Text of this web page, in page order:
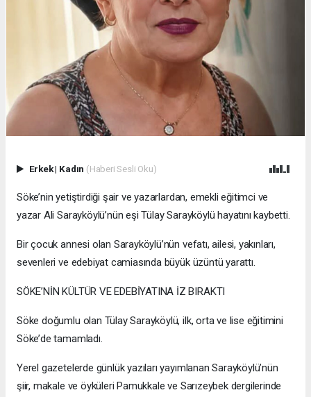
Erkek| Kadın (Haberi Sesli Oku)
Söke’nin yetiştirdiği şair ve yazarlardan, emekli eğitimci ve
yazar Ali Sarayköylü’nün eşi Tülay Sarayköylü hayatını kaybetti.
Bir çocuk annesi olan Sarayköylü’nün vefatı, ailesi, yakınları,
sevenleri ve edebiyat camiasında büyük üzüntü yarattı.
SÖKE’NİN KÜLTÜR VE EDEBİYATINA İZ BIRAKTI
Söke doğumlu olan Tülay Sarayköylü, ilk, orta ve lise eğitimini
Söke’de tamamladı.
Yerel gazetelerde günlük yazıları yayımlanan Sarayköylü’nün
şiir, makale ve öyküleri Pamukkale ve Sarızeybek dergilerinde